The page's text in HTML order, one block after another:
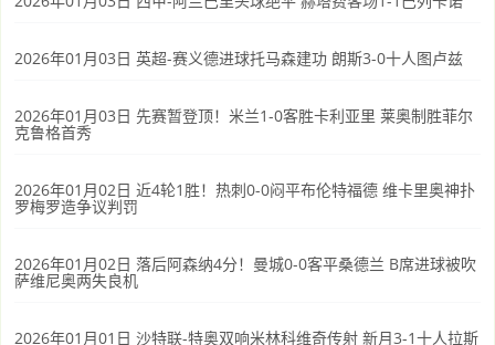
2026年01月03日 英超-赛义德进球托马森建功 朗斯3-0十人图卢兹
2026年01月03日 先赛暂登顶！米兰1-0客胜卡利亚里 莱奥制胜菲尔
克鲁格首秀
2026年01月02日 近4轮1胜！热刺0-0闷平布伦特福德 维卡里奥神扑
罗梅罗造争议判罚
2026年01月02日 落后阿森纳4分！曼城0-0客平桑德兰 B席进球被吹
萨维尼奥两失良机
2026年01月01日 沙特联-特奥双响米林科维奇传射 新月3-1十人拉斯